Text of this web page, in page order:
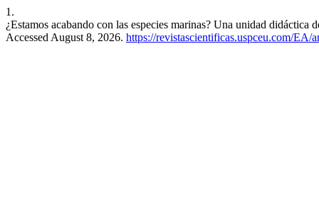
1.
¿Estamos acabando con las especies marinas? Una unidad
Accessed August 8, 2026. https://revistascientificas.uspceu.com/EA/